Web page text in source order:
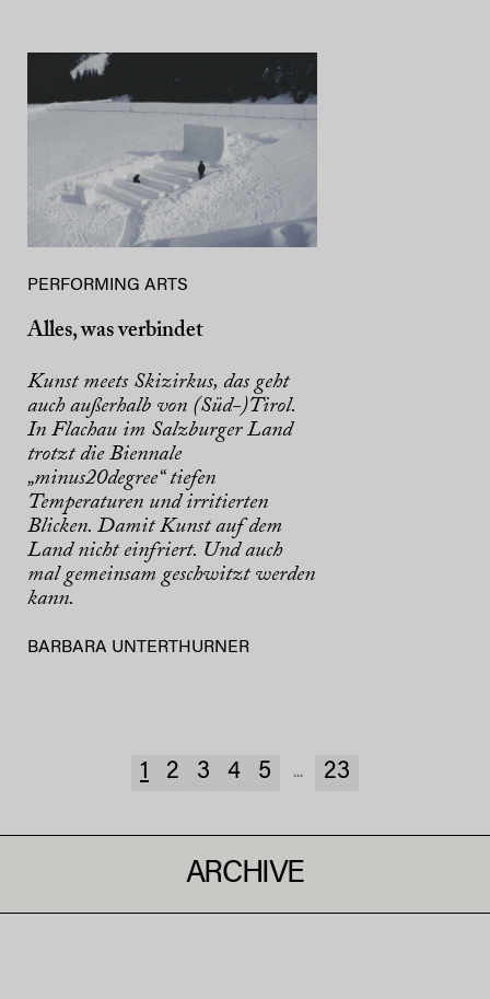
PERFORMING ARTS
Alles, was verbindet
Kunst meets Skizirkus, das geht
auch außerhalb von (Süd-)Tirol.
In Flachau im Salzburger Land
trotzt die Biennale
„minus20degree“ tiefen
Temperaturen und irritierten
Blicken. Damit Kunst auf dem
Land nicht einfriert. Und auch
mal gemeinsam geschwitzt werden
kann.
BARBARA UNTERTHURNER
1 2 3 4 5 ... 23
ARCHIVE